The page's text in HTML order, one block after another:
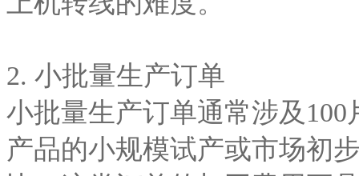
2. 小批量生产订单
小批量生产订单通常涉及
产品的小规模试产或市场初